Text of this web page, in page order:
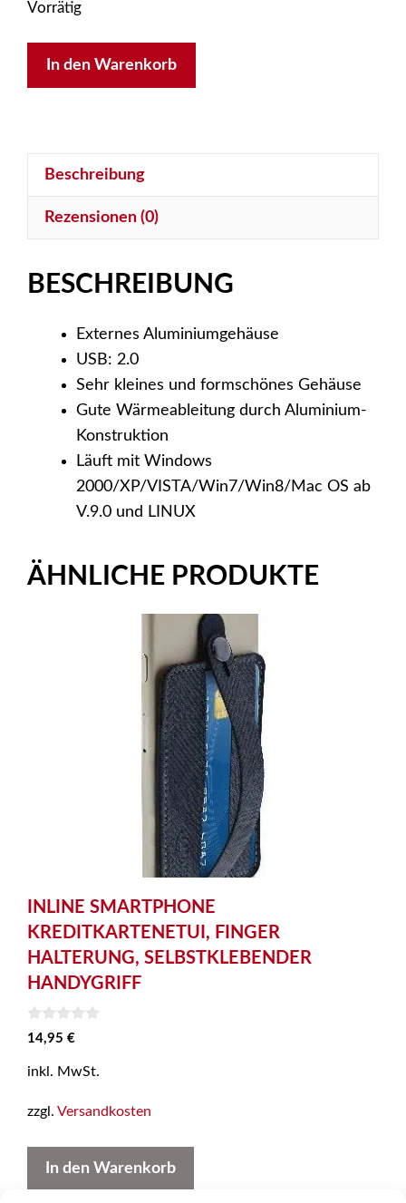
Vorrätig
Aixcase
In den Warenkorb
Beschreibung
Rezensionen (0)
BESCHREIBUNG
Externes Aluminiumgehäuse
USB: 2.0
Sehr kleines und formschönes Gehäuse
Gute Wärmeableitung durch Aluminium-
Konstruktion
Läuft mit Windows
2000/XP/VISTA/Win7/Win8/Mac OS ab
V.9.0 und LINUX
ÄHNLICHE PRODUKTE
INLINE SMARTPHONE
KREDITKARTENETUI, FINGER
HALTERUNG, SELBSTKLEBENDER
HANDYGRIFF
0
v
n
14,95 €
inkl. MwSt.
zzgl. Versandkosten
In den Warenkorb